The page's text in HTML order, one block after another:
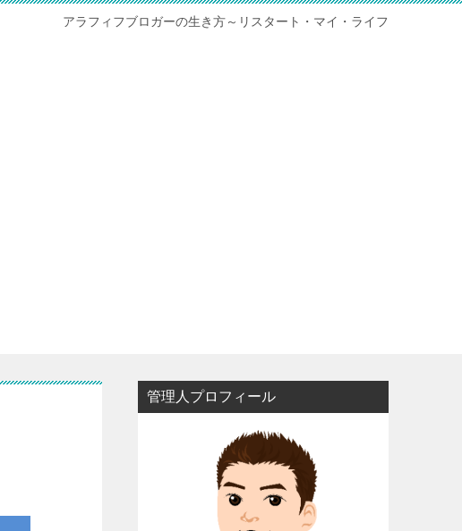
アラフィフブロガーの生き方～リスタート・マイ・ライフ
管理人プロフィール